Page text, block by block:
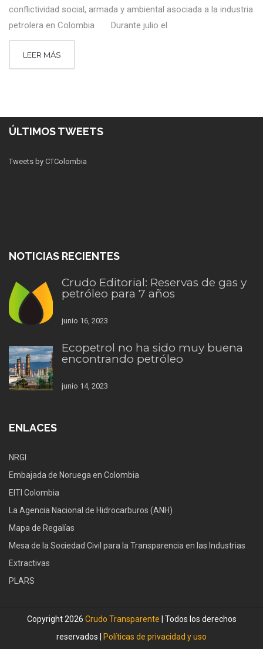
conflictividad social, armada y ambiental asociada a la industria
petrolera en Colombia Durante julio el
LEER MÁS
ÚLTIMOS TWEETS
Tweets by CTColombia
NOTICIAS RECIENTES
Crudo Editorial: Reservas de gas y
petróleo para 7 años
junio 16, 2023
Ecopetrol no ha sido muy buena
encontrando petróleo
junio 14, 2023
ENLACES
NRGI
Embajada de Noruega en Colombia
EITI Colombia
La Agencia Nacional de Hidrocarburos (ANH)
Mapa de Regalías
Mesa de la Sociedad Civil para la Transparencia en las Industrias
Extractivas
PLARS
Copyright 2026 Crudo Transparente | Todos los derechos
reservados |
Políticas de privacidad y uso